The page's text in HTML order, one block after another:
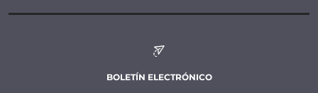
BOLETÍN ELECTRÓNICO